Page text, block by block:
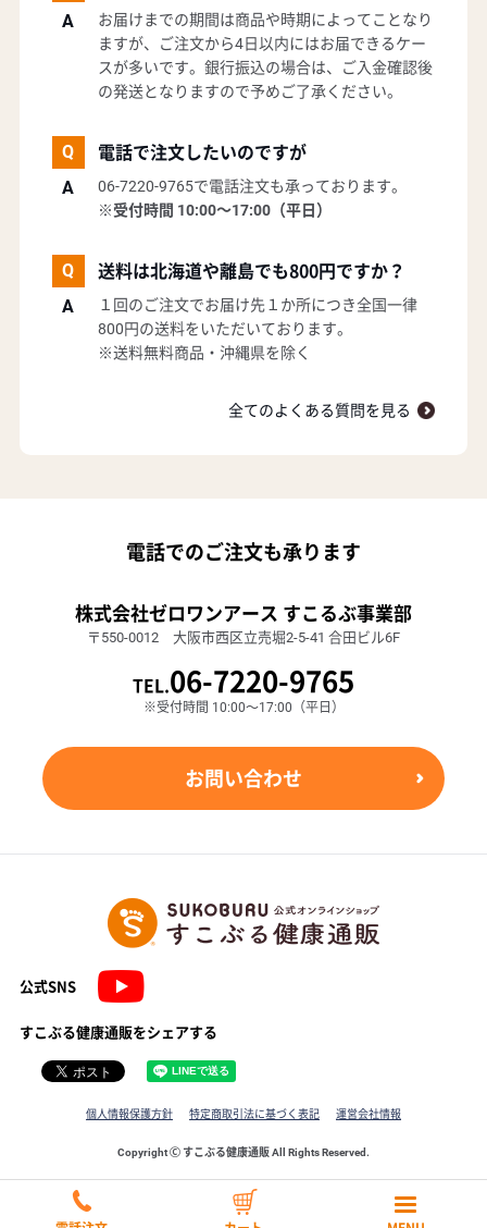
お届けまでの期間は商品や時期によってことなり
ますが、ご注文から4日以内にはお届できるケー
スが多いです。銀行振込の場合は、ご入金確認後
の発送となりますので予めご了承ください。
電話で注文したいのですが
06-7220-9765で電話注文も承っております。
※受付時間 10:00～17:00（平日）
送料は北海道や離島でも800円ですか？
１回のご注文でお届け先１か所につき全国一律
800円の送料をいただいております。
※送料無料商品・沖縄県を除く
全てのよくある質問を見る
電話でのご注文も承ります
株式会社ゼロワンアース すこるぶ事業部
〒550-0012 大阪市西区立売堀2-5-41 合田ビル6F
TEL.06-7220-9765
※受付時間 10:00～17:00（平日）
お問い合わせ
公式SNS
すこぶる健康通販をシェアする
個人情報保護方針 特定商取引法に基づく表記 運営会社情報
Copyright Ⓒ すこぶる健康通販 All Rights Reserved.